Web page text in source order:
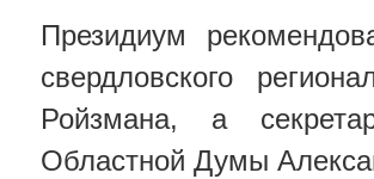
Президиум
свердловского
Ройзмана, а
Областной Думы